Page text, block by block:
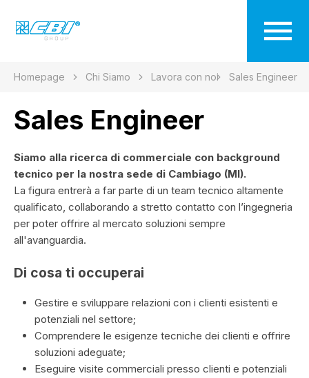
Homepage Chi Siamo Lavora con noi Sales Engineer
Sales Engineer
Siamo alla ricerca di commerciale con background
tecnico per la nostra sede di Cambiago (MI).
La figura entrerà a far parte di un team tecnico altamente
qualificato, collaborando a stretto contatto con l’ingegneria
per poter offrire al mercato soluzioni sempre
all'avanguardia.
Di cosa ti occuperai
Gestire e sviluppare relazioni con i clienti esistenti e
potenziali nel settore;
Comprendere le esigenze tecniche dei clienti e offrire
soluzioni adeguate;
Eseguire visite commerciali presso clienti e potenziali